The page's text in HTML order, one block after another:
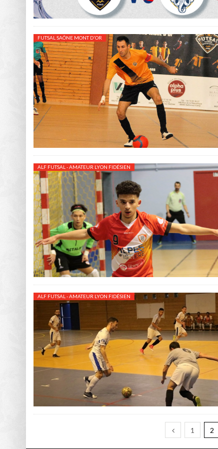
FUTSAL SAÔNE MONT D'OR
ALF FUTSAL - AMATEUR LYON FIDÉSIEN
ALF FUTSAL - AMATEUR LYON FIDÉSIEN
1 2